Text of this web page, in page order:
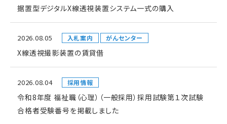
据置型デジタルX線透視装置システム一式の購入
2026.08.05 入札案内 がんセンター
X線透視撮影装置の賃貸借
2026.08.04 採用情報
令和8年度 福祉職（心理）（一般採用）採用試験第１次試験
合格者受験番号を掲載しました